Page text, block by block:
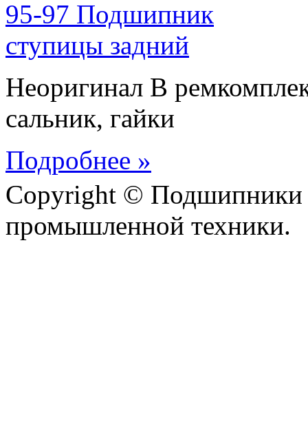
Неоригинал В
сальник, гайки
Подробнее »
Copyright © Подшипники
промышленной техники.